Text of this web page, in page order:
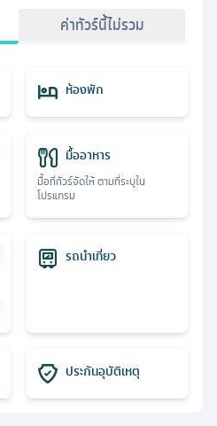
ค่าทัวร์นี้ไม่รวม
ห้องพัก
มื้ออาหาร
มื้อที่ทัวร์จัดให้ ตามที่ระบุใน
โปรแกรม
รถนำเที่ยว
ประกันอุบัติเหตุ